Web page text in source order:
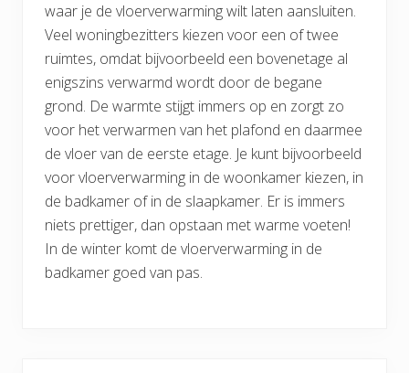
waar je de vloerverwarming wilt laten aansluiten.
Veel woningbezitters kiezen voor een of twee
ruimtes, omdat bijvoorbeeld een bovenetage al
enigszins verwarmd wordt door de begane
grond. De warmte stijgt immers op en zorgt zo
voor het verwarmen van het plafond en daarmee
de vloer van de eerste etage. Je kunt bijvoorbeeld
voor vloerverwarming in de woonkamer kiezen, in
de badkamer of in de slaapkamer. Er is immers
niets prettiger, dan opstaan met warme voeten!
In de winter komt de vloerverwarming in de
badkamer goed van pas.